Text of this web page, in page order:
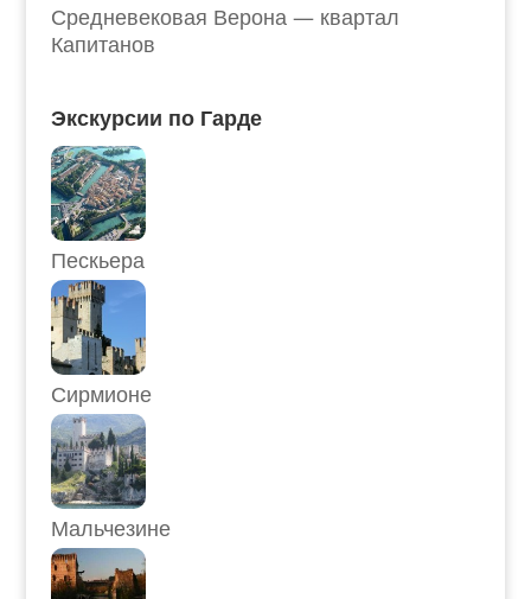
Средневековая Верона — квартал
Капитанов
Экскурсии по Гарде
Пескьера
Сирмионе
Мальчезине